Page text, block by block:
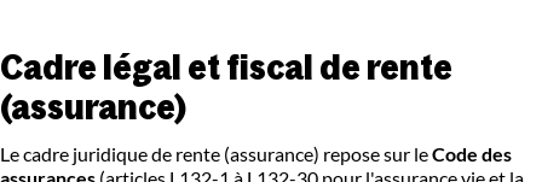
Cadre légal et fiscal de rente
(assurance)
Le cadre juridique de rente (assurance) repose sur leCode des
assurances (articles L132-1 à L132-30 pour l'assurance vie et la